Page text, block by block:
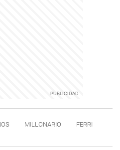
MILLONARIO
FERRI